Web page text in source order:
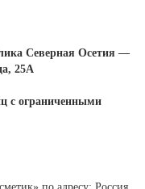
Северная Осетия —
25А
с ограниченными